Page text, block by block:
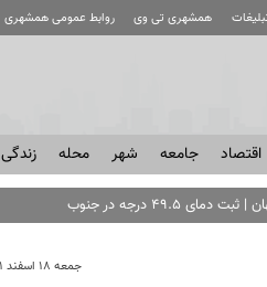
همشهری تی وی روابط عمومی همشهری
اقتصاد جامعه شهر محله زندگی
درجه در جنوب
جمعه ۱۸ اسفند ۱۳۹۱ - ۱۲:۳۴